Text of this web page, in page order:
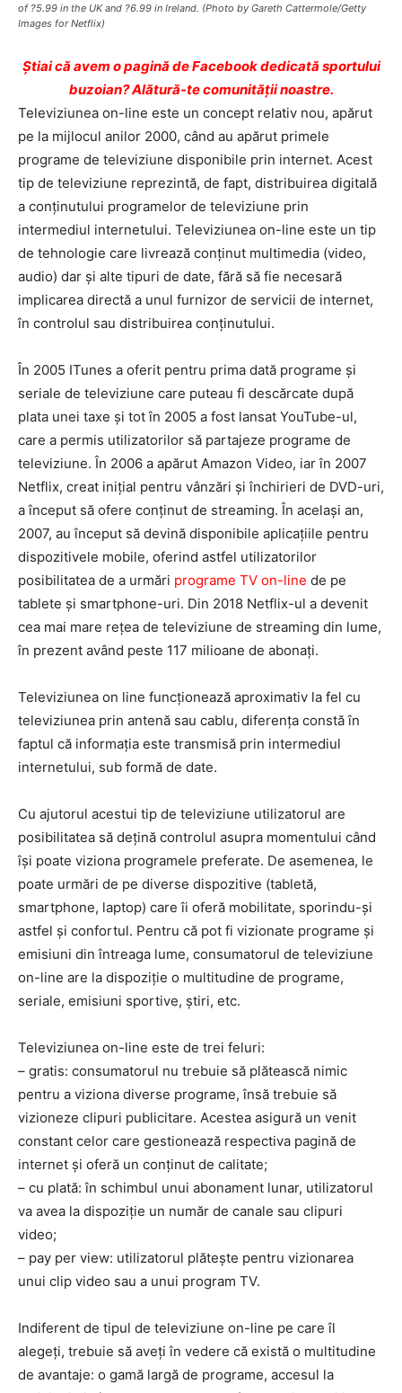
of ?5.99 in the UK and ?6.99 in Ireland. (Photo by Gareth Cattermole/Getty
Images for Netflix)
Ştiai că avem o pagină de Facebook dedicată sportului
buzoian? Alătură-te comunității noastre.
Televiziunea on-line este un concept relativ nou, apărut
pe la mijlocul anilor 2000, când au apărut primele
programe de televiziune disponibile prin internet. Acest
tip de televiziune reprezintă, de fapt, distribuirea digitală
a conținutului programelor de televiziune prin
intermediul internetului. Televiziunea on-line este un tip
de tehnologie care livrează conținut multimedia (video,
audio) dar și alte tipuri de date, fără să fie necesară
implicarea directă a unul furnizor de servicii de internet,
în controlul sau distribuirea conținutului.
În 2005 ITunes a oferit pentru prima dată programe și
seriale de televiziune care puteau fi descărcate după
plata unei taxe și tot în 2005 a fost lansat YouTube-ul,
care a permis utilizatorilor să partajeze programe de
televiziune. În 2006 a apărut Amazon Video, iar în 2007
Netflix, creat inițial pentru vânzări și închirieri de DVD-uri,
a început să ofere conținut de streaming. În același an,
2007, au început să devină disponibile aplicațiile pentru
dispozitivele mobile, oferind astfel utilizatorilor
posibilitatea de a urmări programe TV on-line de pe
tablete și smartphone-uri. Din 2018 Netflix-ul a devenit
cea mai mare rețea de televiziune de streaming din lume,
în prezent având peste 117 milioane de abonați.
Televiziunea on line funcționează aproximativ la fel cu
televiziunea prin antenă sau cablu, diferența constă în
faptul că informația este transmisă prin intermediul
internetului, sub formă de date.
Cu ajutorul acestui tip de televiziune utilizatorul are
posibilitatea să dețină controlul asupra momentului când
își poate viziona programele preferate. De asemenea, le
poate urmări de pe diverse dispozitive (tabletă,
smartphone, laptop) care îi oferă mobilitate, sporindu-și
astfel și confortul. Pentru că pot fi vizionate programe și
emisiuni din întreaga lume, consumatorul de televiziune
on-line are la dispoziție o multitudine de programe,
seriale, emisiuni sportive, știri, etc.
Televiziunea on-line este de trei feluri:
– gratis: consumatorul nu trebuie să plătească nimic
pentru a viziona diverse programe, însă trebuie să
vizioneze clipuri publicitare. Acestea asigură un venit
constant celor care gestionează respectiva pagină de
internet și oferă un conținut de calitate;
– cu plată: în schimbul unui abonament lunar, utilizatorul
va avea la dispoziție un număr de canale sau clipuri
video;
– pay per view: utilizatorul plătește pentru vizionarea
unui clip video sau a unui program TV.
Indiferent de tipul de televiziune on-line pe care îl
alegeți, trebuie să aveți în vedere că există o multitudine
de avantaje: o gamă largă de programe, accesul la